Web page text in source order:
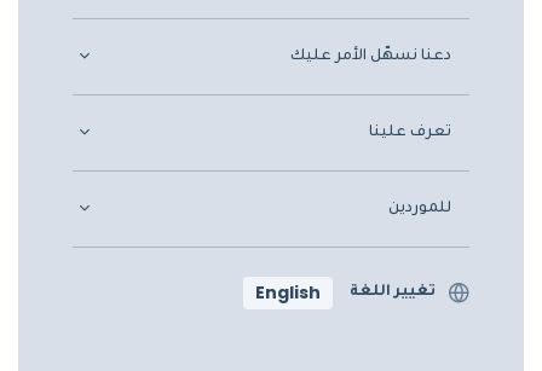
دعنا نسهّل الأمر عليك
تعرف علينا
للموردين
تغيير اللغة English